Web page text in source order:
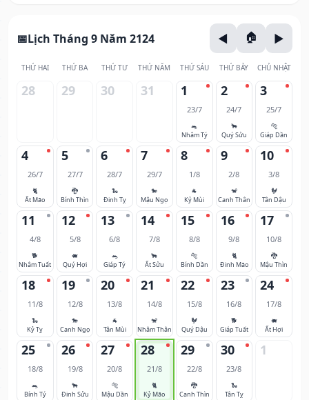
Lịch Tháng 9 Năm 2124
THỨ HAI THỨ BA THỨ TƯ THỨ NĂM THỨ SÁU THỨ BẢY CHỦ NHẬT
28 29 30 31 1
23/7
🐀
Nhâm Tý
2
24/7
🐂
Quý Sửu
3
25/7
🐅
Giáp Dần
4
26/7
🐈
Ất Mão
5
27/7
🐉
Bính Thìn
6
28/7
🐍
Đinh Tỵ
7
29/7
🐎
Mậu Ngọ
8
1/8
🐐
Kỷ Mùi
9
2/8
🐒
Canh Thân
10
3/8
🐓
Tân Dậu
11
4/8
🐕
Nhâm Tuất
12
5/8
🐖
Quý Hợi
13
6/8
🐀
Giáp Tý
14
7/8
🐂
Ất Sửu
15
8/8
🐅
Bính Dần
16
9/8
🐈
Đinh Mão
17
10/8
🐉
Mậu Thìn
18
11/8
🐍
Kỷ Tỵ
19
12/8
🐎
Canh Ngọ
20
13/8
🐐
Tân Mùi
21
14/8
🐒
Nhâm Thân
22
15/8
🐓
Quý Dậu
23
16/8
🐕
Giáp Tuất
24
17/8
🐖
Ất Hợi
25
18/8
🐀
Bính Tý
26
19/8
🐂
Đinh Sửu
27
20/8
🐅
Mậu Dần
28
21/8
🐈
Kỷ Mão
29
22/8
🐉
Canh Thìn
30
23/8
🐍
Tân Tỵ
1